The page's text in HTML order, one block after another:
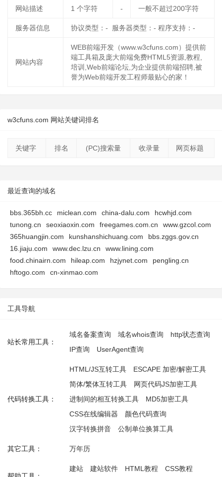
网站描述 1 个字符 - 一般不超过200字符
服务器信息 协议类型：- 服务器类型：- 程序支持：-
网站内容
WEB前端开发（www.w3cfuns.com）提供前
端工具箱及庞大前端免费HTML5资源,教程,
培训,Web前端论坛,为企业提供前端招聘,被
誉为Web前端开发工程师最贴心的家！
w3cfuns.com 网站关键词排名
关键字 排名 (PC)搜索量 收录量 网页标题
最近查询的域名
bbs.365bh.cc miclean.com china-dalu.com
hcwhjd.com
tunong.cn
seoxiaoxin.com freegames.com.cn
www.gzcol.com
365huangjin.com
kunshanshichuang.com
bbs.zggs.gov.cn
16.jiaju.com
www.dec.lzu.cn
www.lining.com
food.chinairn.com
hileap.com hzjynet.com
pengling.cn
hftogo.com
cn-xinmao.com
工具导航
站长常用工具：
域名备案查询 域名whois查询
http状态查询
IP查询
UserAgent查询
代码转换工具：
HTML/JS互转工具
ESCAPE 加密/解密工具
简体/繁体互转工具
网页代码JS加密工具
进制间的相互转换工具
MD5加密工具
CSS在线编辑器
颜色代码查询
汉字转换拼音
公制单位换算工具
其它工具： 万年历
建站 建站软件 HTML教程 CSS教程